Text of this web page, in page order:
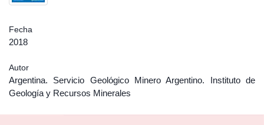
Fecha
2018
Autor
Argentina. Servicio Geológico Minero Argentino. Instituto de
Geología y Recursos Minerales